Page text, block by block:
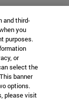
and third-
you
purposes.
or
select the
banner
options.
please visit